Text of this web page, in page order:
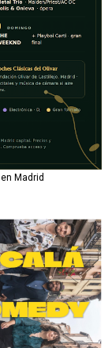
Madrid